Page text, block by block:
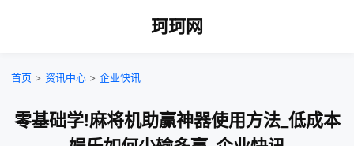
珂珂网
首页 > 资讯中心 > 企业快讯
零基础学!麻将机助赢神器使用方法_低成本